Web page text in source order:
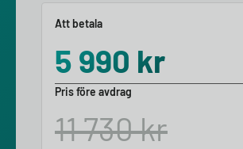
Att betala
5 990 kr
Pris före avdrag
11 730kr